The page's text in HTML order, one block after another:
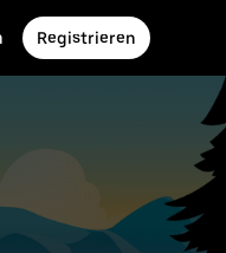
Registrieren